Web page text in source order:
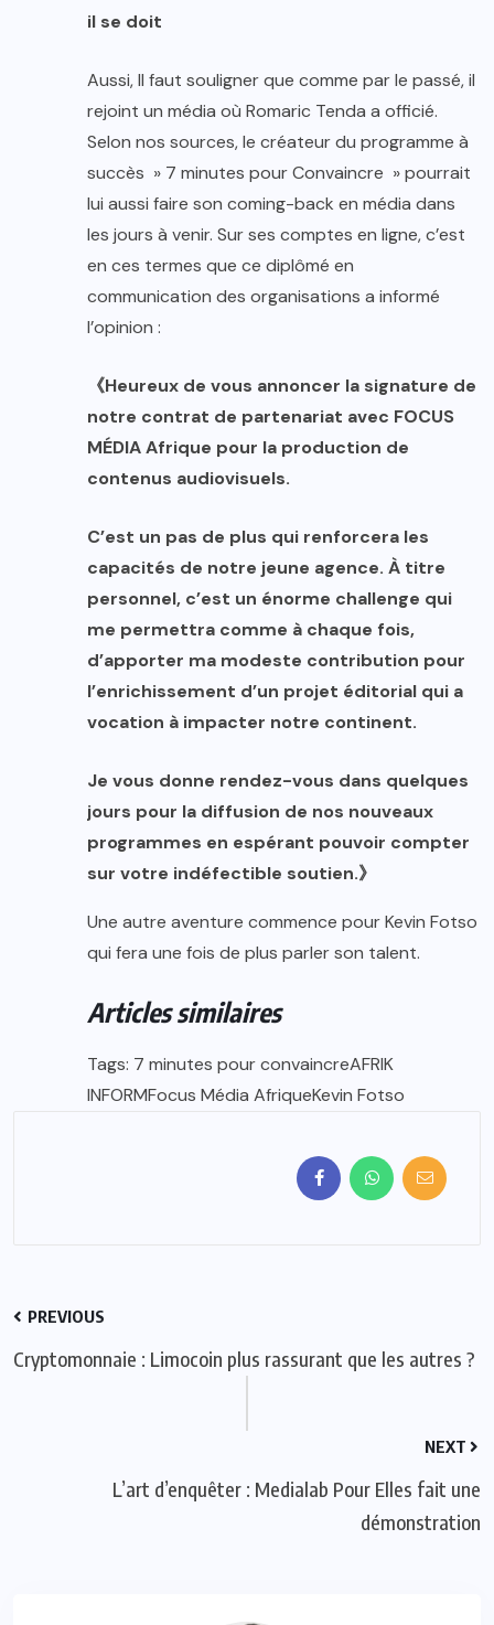
il se doit
Aussi, Il faut souligner que comme par le passé, il
rejoint un média où Romaric Tenda a officié.
Selon nos sources, le créateur du programme à
succès » 7 minutes pour Convaincre » pourrait
lui aussi faire son coming-back en média dans
les jours à venir. Sur ses comptes en ligne, c’est
en ces termes que ce diplômé en
communication des organisations a informé
l’opinion :
《Heureux de vous annoncer la signature de
notre contrat de partenariat avec FOCUS
MÉDIA Afrique pour la production de
contenus audiovisuels.
C’est un pas de plus qui renforcera les
capacités de notre jeune agence. À titre
personnel, c’est un énorme challenge qui
me permettra comme à chaque fois,
d’apporter ma modeste contribution pour
l’enrichissement d’un projet éditorial qui a
vocation à impacter notre continent.
Je vous donne rendez-vous dans quelques
jours pour la diffusion de nos nouveaux
programmes en espérant pouvoir compter
sur votre indéfectible soutien.》
Une autre aventure commence pour Kevin Fotso
qui fera une fois de plus parler son talent.
Articles similaires
Tags: 7 minutes pour convaincreAFRIK
INFORMFocus Média AfriqueKevin Fotso
PREVIOUS
Cryptomonnaie : Limocoin plus rassurant que les autres ?
NEXT
L’art d’enquêter : Medialab Pour Elles fait une
démonstration